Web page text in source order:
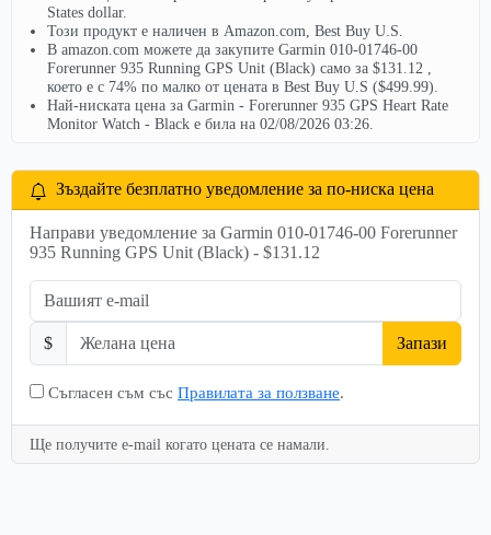
States dollar.
Този продукт е наличен в Amazon.com, Best Buy U.S.
В amazon.com можете да закупите Garmin 010-01746-00
Forerunner 935 Running GPS Unit (Black) само за $131.12 ,
което е с 74% по малко от цената в Best Buy U.S ($499.99).
Най-ниската цена за Garmin - Forerunner 935 GPS Heart Rate
Monitor Watch - Black е била на 02/08/2026 03:26.
Зъздайте безплатно уведомление за по-ниска цена
Направи уведомление за Garmin 010-01746-00 Forerunner
935 Running GPS Unit (Black) - $131.12
$ Запази
Съгласен съм със Правилата за ползване.
Ще получите e-mail когато цената се намали.